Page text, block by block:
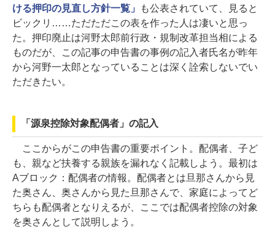
ける押印の見直し方針一覧」
も公表されていて、見ると
ビックリ……ただただこの表を作った人は凄いと思っ
た。押印廃止は河野太郎前行政・規制改革担当相による
ものだが、この記事の申告書の事例の記入者氏名が昨年
から河野一太郎となっていることは深く詮索しないでい
ただきたい。
「源泉控除対象配偶者」の記入
ここからがこの申告書の重要ポイント。配偶者、子ど
も、親など扶養する親族を漏れなく記載しよう。最初は
Aブロック：配偶者の情報。配偶者とは旦那さんから見
た奥さん、奥さんから見た旦那さんで、家庭によってど
ちらも配偶者となりえるが、ここでは配偶者控除の対象
を奥さんとして説明しよう。